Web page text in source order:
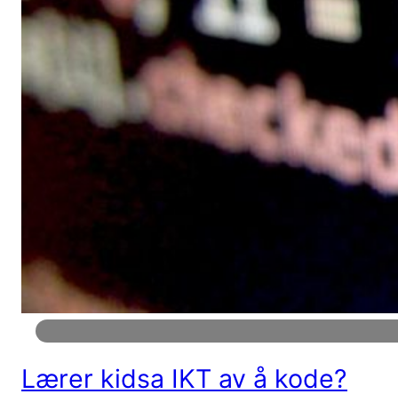
Lærer kidsa IKT av å kode?